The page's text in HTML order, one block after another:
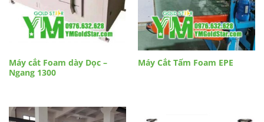
Máy cắt Foam dày Dọc –
Ngang 1300
Máy Cắt Tấm Foam EPE